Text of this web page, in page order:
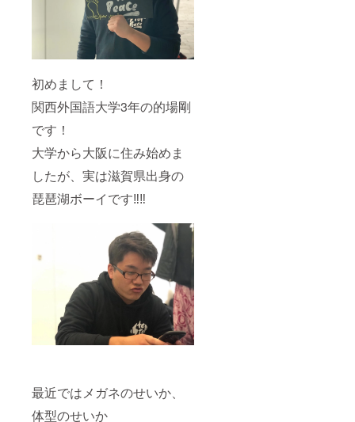
初めまして！
関西外国語大学3年の的場剛
です！
大学から大阪に住み始めま
したが、実は滋賀県出身の
琵琶湖ボーイです‼︎‼︎
最近ではメガネのせいか、
体型のせいか